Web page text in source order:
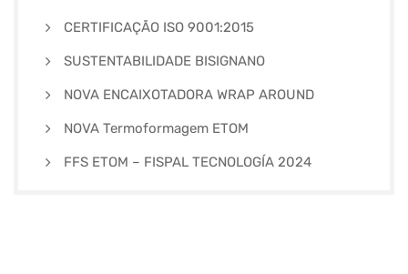
CERTIFICAÇÃO ISO 9001:2015
SUSTENTABILIDADE BISIGNANO
NOVA ENCAIXOTADORA WRAP AROUND
NOVA Termoformagem ETOM
FFS ETOM – FISPAL TECNOLOGÍA 2024